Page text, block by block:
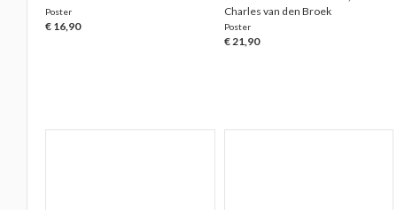
Poster
€ 16,90
Charles van den Broek
Poster
€ 21,90